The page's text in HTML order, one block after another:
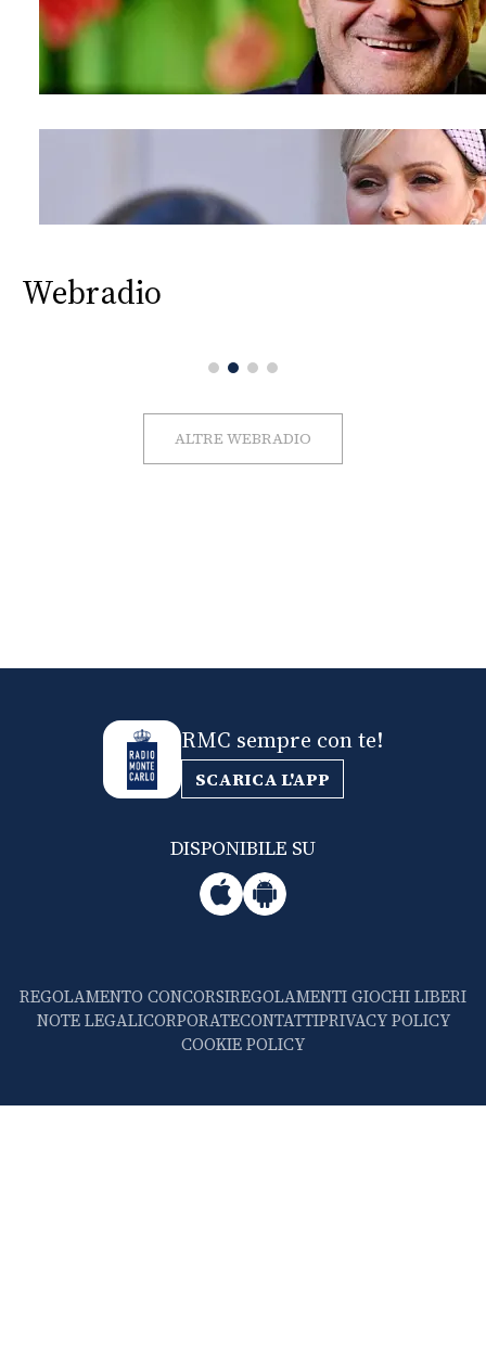
Webradio
ALTRE WEBRADIO
RMC sempre con te!
SCARICA L'APP
DISPONIBILE SU
REGOLAMENTO CONCORSIREGOLAMENTI GIOCHI LIBERI
NOTE LEGALICORPORATECONTATTIPRIVACY POLICY
COOKIE POLICY